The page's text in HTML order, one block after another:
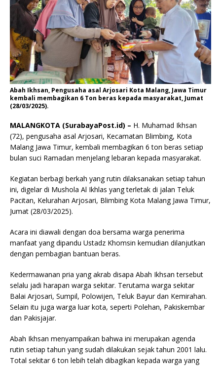
Abah Ikhsan, Pengusaha asal Arjosari Kota Malang, Jawa Timur
kembali membagikan 6 Ton beras kepada masyarakat, Jumat
(28/03/2025).
MALANGKOTA (SurabayaPost.id) – H. Muhamad Ikhsan
(72), pengusaha asal Arjosari, Kecamatan Blimbing, Kota
Malang Jawa Timur, kembali membagikan 6 ton beras setiap
bulan suci Ramadan menjelang lebaran kepada masyarakat.
Kegiatan berbagi berkah yang rutin dilaksanakan setiap tahun
ini, digelar di Mushola Al Ikhlas yang terletak di jalan Teluk
Pacitan, Kelurahan Arjosari, Blimbing Kota Malang Jawa Timur,
Jumat (28/03/2025).
Acara ini diawali dengan doa bersama warga penerima
manfaat yang dipandu Ustadz Khomsin kemudian dilanjutkan
dengan pembagian bantuan beras.
Kedermawanan pria yang akrab disapa Abah Ikhsan tersebut
selalu jadi harapan warga sekitar. Terutama warga sekitar
Balai Arjosari, Sumpil, Polowijen, Teluk Bayur dan Kemirahan.
Selain itu juga warga luar kota, seperti Polehan, Pakiskembar
dan Pakisjajar.
Abah Ikhsan menyampaikan bahwa ini merupakan agenda
rutin setiap tahun yang sudah dilakukan sejak tahun 2001 lalu.
Total sekitar 6 ton lebih telah dibagikan kepada warga yang